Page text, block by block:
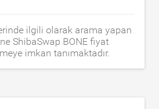
ilgili olarak arama yapan
ShibaSwap BONE fiyat
imkan tanımaktadır.